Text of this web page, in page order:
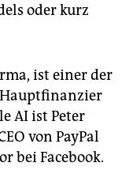
oder kurz
ist einer der
AI ist ­Peter
von PayPal
bei Facebook.